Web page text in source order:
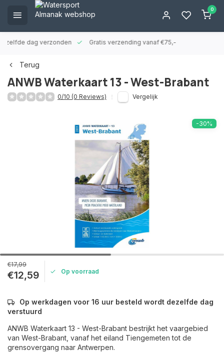
0
zelfde dag verzonden Gratis verzending vanaf €75,-
Terug
ANWB Waterkaart 13 - West-Brabant
0/10 (0 Reviews) Vergelijk
-30%
€17,99
€12,59 Op voorraad
Op werkdagen voor 16 uur besteld wordt dezelfde dag
verstuurd
ANWB Waterkaart 13 - West-Brabant bestrijkt het vaargebied
van West-Brabant, vanaf het eiland Tiengemeten tot de
grensovergang naar Antwerpen.